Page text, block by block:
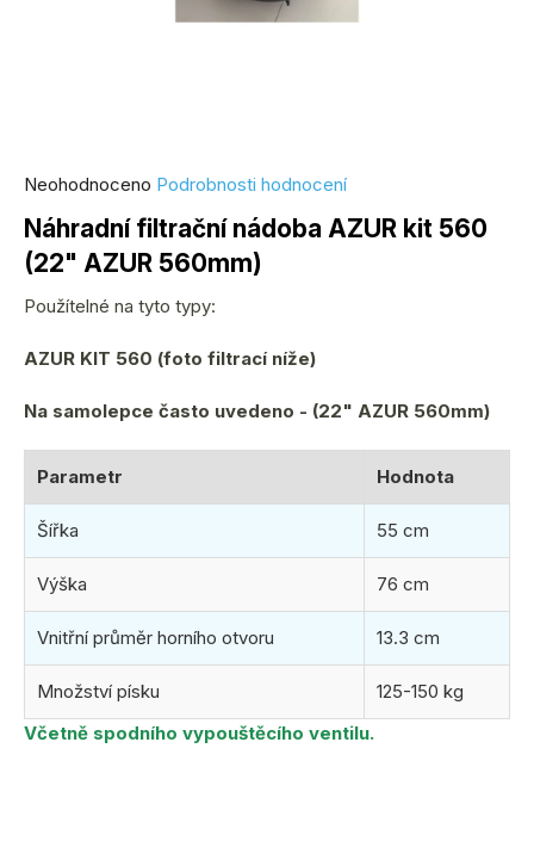
Náhradní filtrační nádoba AZUR kit 560
(22" AZUR 560mm)
Průměrné
hodnocení
produktu
je
0,0
5
Neohodnoceno Podrobnosti hodnocení
Použítelné na tyto typy:
AZUR KIT 560 (foto filtrací níže)
Na samolepce často uvedeno - (22" AZUR 560mm)
Parametr Hodnota
Šířka 55 cm
Výška 76 cm
Vnitřní průměr horního otvoru 13.3 cm
Množství písku
125-150 kg
Včetně spodního vypouštěcího ventilu.